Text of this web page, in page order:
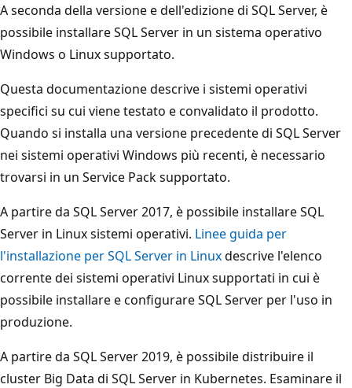
A seconda della versione e dell'edizione di SQL Server, è
possibile installare SQL Server in un sistema operativo
Windows o Linux supportato.
Questa documentazione descrive i sistemi operativi
specifici su cui viene testato e convalidato il prodotto.
Quando si installa una versione precedente di SQL Server
nei sistemi operativi Windows più recenti, è necessario
trovarsi in un Service Pack supportato.
A partire da SQL Server 2017, è possibile installare SQL
Server in Linux sistemi operativi. Linee guida per
l'installazione per SQL Server in Linuxdescrive l'elenco
corrente dei sistemi operativi Linux supportati in cui è
possibile installare e configurare SQL Server per l'uso in
produzione.
A partire da SQL Server 2019, è possibile distribuire il
cluster Big Data di SQL Server in Kubernetes. Esaminare il